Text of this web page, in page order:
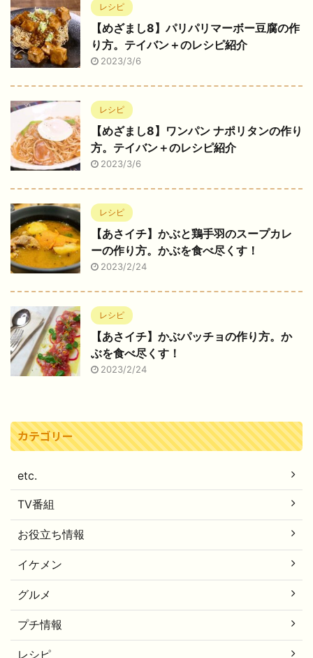
レシピ
【めざまし8】パリパリマーボー豆腐の作
り方。テイバン＋のレシピ紹介
2023/3/6
レシピ
【めざまし8】ワンパン ナポリタンの作り
方。テイバン＋のレシピ紹介
2023/3/6
レシピ
【あさイチ】かぶと鶏手羽のスープカレ
ーの作り方。かぶを食べ尽くす！
2023/2/24
レシピ
【あさイチ】かぶパッチョの作り方。か
ぶを食べ尽くす！
2023/2/24
カテゴリー
etc.
TV番組
お役立ち情報
イケメン
グルメ
プチ情報
レシピ